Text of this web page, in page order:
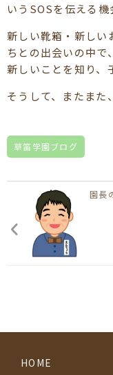
いうSOSを伝える機
新しい靴箱・新しい
ちとの出会いの中で
新しいことを知り、
そうして、またまた
草笛学園ブログ
園長
HOME